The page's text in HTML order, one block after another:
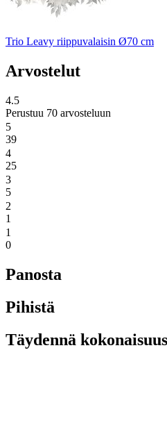
Trio Leavy riippuvalaisin Ø70 cm
Arvostelut
4.5
Perustuu 70 arvosteluun
5
39
4
25
3
5
2
1
1
0
Panosta
Pihistä
Täydennä kokonaisuus